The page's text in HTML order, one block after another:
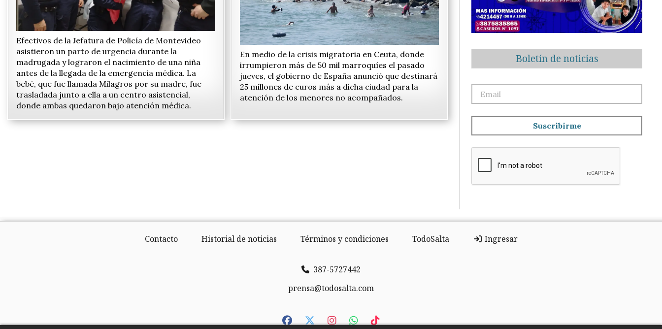
Efectivos de la Jefatura de Policía de Montevideo
asistieron un parto de urgencia durante la
madrugada y lograron el nacimiento de una niña
antes de la llegada de la emergencia médica. La
bebé, que fue llamada Milagros por su madre, fue
trasladada junto a ella a un centro asistencial,
donde ambas quedaron bajo atención médica.
En medio de la crisis migratoria en Ceuta, donde
irrumpieron más de 50 mil marroquíes el pasado
jueves, el gobierno de España anunció que destinará
25 millones de euros más a dicha ciudad para la
atención de los menores no acompañados.
Boletín de noticias
Suscribirme
Contacto Historial de noticias Términos y condiciones TodoSalta Ingresar
387-5727442
prensa@todosalta.com